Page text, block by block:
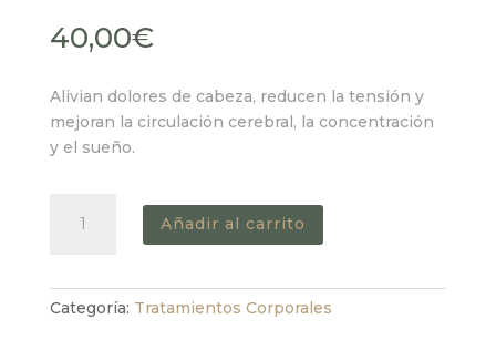
40,00€
Alivian dolores de cabeza, reducen la tensión y
mejoran la circulación cerebral, la concentración
y el sueño.
CraneoencefálicoAñadir al carrito
Categoría: Tratamientos Corporales